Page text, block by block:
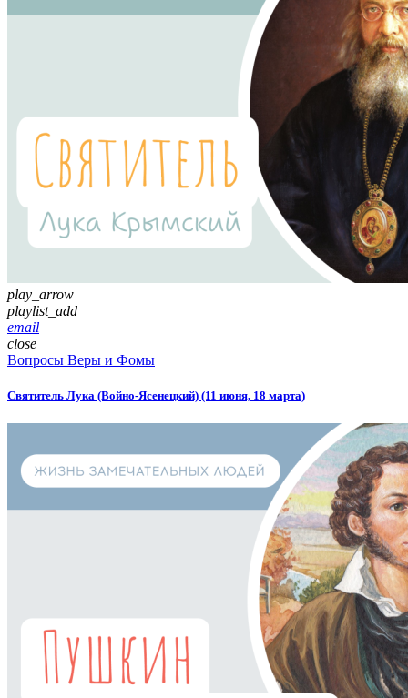
play_arrow
playlist_add
email
close
Вопросы Веры и Фомы
Святитель Лука (Войно-Ясенецкий) (11 июня, 18 марта)